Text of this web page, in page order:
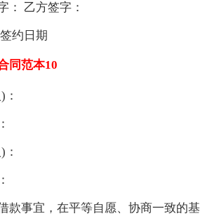
： 乙方签字：
约日期
同范本10
款事宜，在平等自愿、协商一致的基